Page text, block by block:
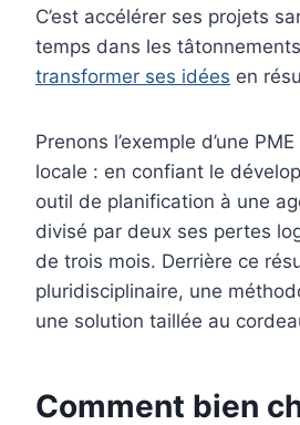
C’est accélérer ses projets
temps dans les
transformer ses idées en
Prenons l’exemple d’une
locale : en confiant le
outil de planification à une
divisé par deux ses pertes
de trois mois. Derrière ce
pluridisciplinaire, une
une solution taillée au
Comment bien